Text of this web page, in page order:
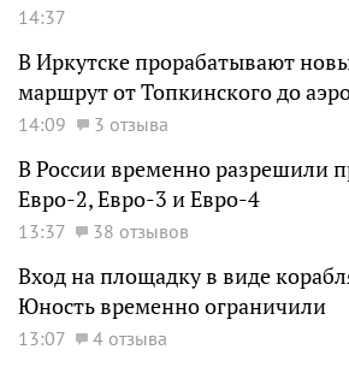
14:37
В Иркутске прорабатывают
маршрут от Топкинского до
14:09 3 отзыва
В России временно разрешили
Евро-2, Евро-3 и Евро-4
13:37 38 отзывов
Вход на площадку в виде
Юность временно ограничили
13:07
4 отзыва